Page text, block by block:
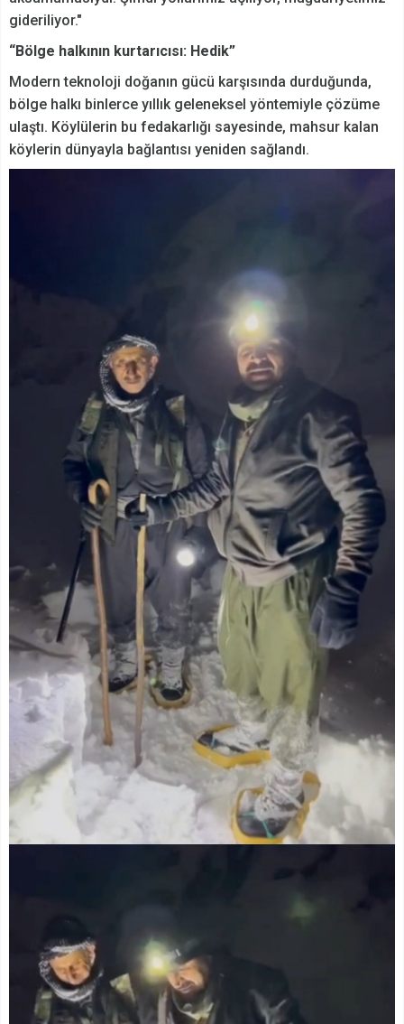
gideriliyor."
“Bölge halkının kurtarıcısı: Hedik”
Modern teknoloji doğanın gücü karşısında durduğunda,
bölge halkı binlerce yıllık geleneksel yöntemiyle çözüme
ulaştı. Köylülerin bu fedakarlığı sayesinde, mahsur kalan
köylerin dünyayla bağlantısı yeniden sağlandı.